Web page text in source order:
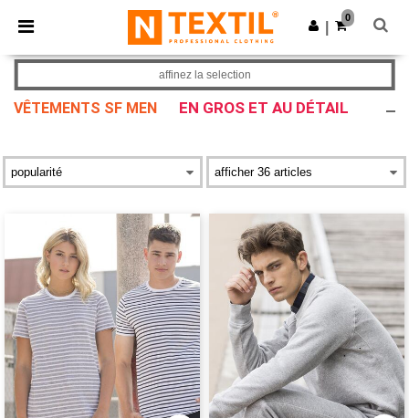
× Appli Ntextil
Meilleurs prix sur l’app !
Obtenir l'appli
0
VÊTEMENTS SF MEN EN GROS ET AU DÉTAIL
affinez la selection